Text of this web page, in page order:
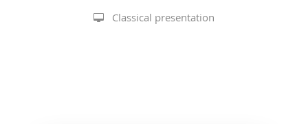
Classical presentation